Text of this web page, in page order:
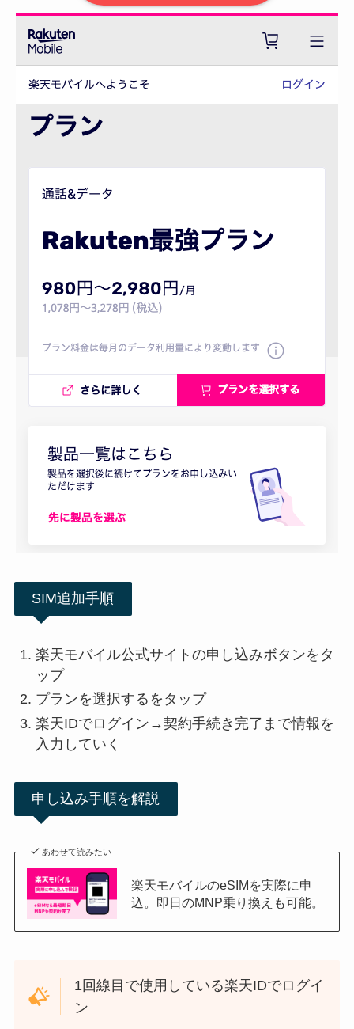
SIM追加手順
楽天モバイル公式サイトの申し込みボタンをタ
ップ
プランを選択するをタップ
楽天IDでログイン→契約手続き完了まで情報を
入力していく
申し込み手順を解説
あわせて読みたい
楽天モバイルのeSIMを実際に申
込。即日のMNP乗り換えも可能。
1回線目で使用している楽天IDでログイ
ン